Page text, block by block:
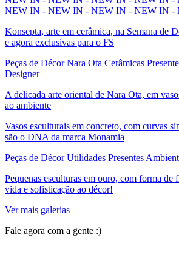
NEW IN - NEW IN - NEW IN - NEW IN -
Konsepta, arte em cerâmica, na Semana de
e agora exclusivas para o FS
Peças de Décor Nara Ota Cerâmicas
Designer
A delicada arte oriental de Nara Ota, em
ao ambiente
Vasos esculturais em concreto, com curvas
são o DNA da marca Monamia
Peças de Décor Utilidades Presentes
Pequenas esculturas em ouro, com forma de
vida e sofisticação ao décor!
Ver mais galerias
Fale agora com a gente :)